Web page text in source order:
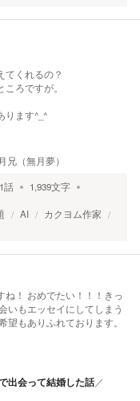
てくれるの？
ろですが。
ります^_^
兄（無月夢）
1話 1,939文字
AI
カクヨム作家
ね！ おめでたい！！！きっ
いもエッセイにしてしまう
もありふれております。
出会って結婚した話／